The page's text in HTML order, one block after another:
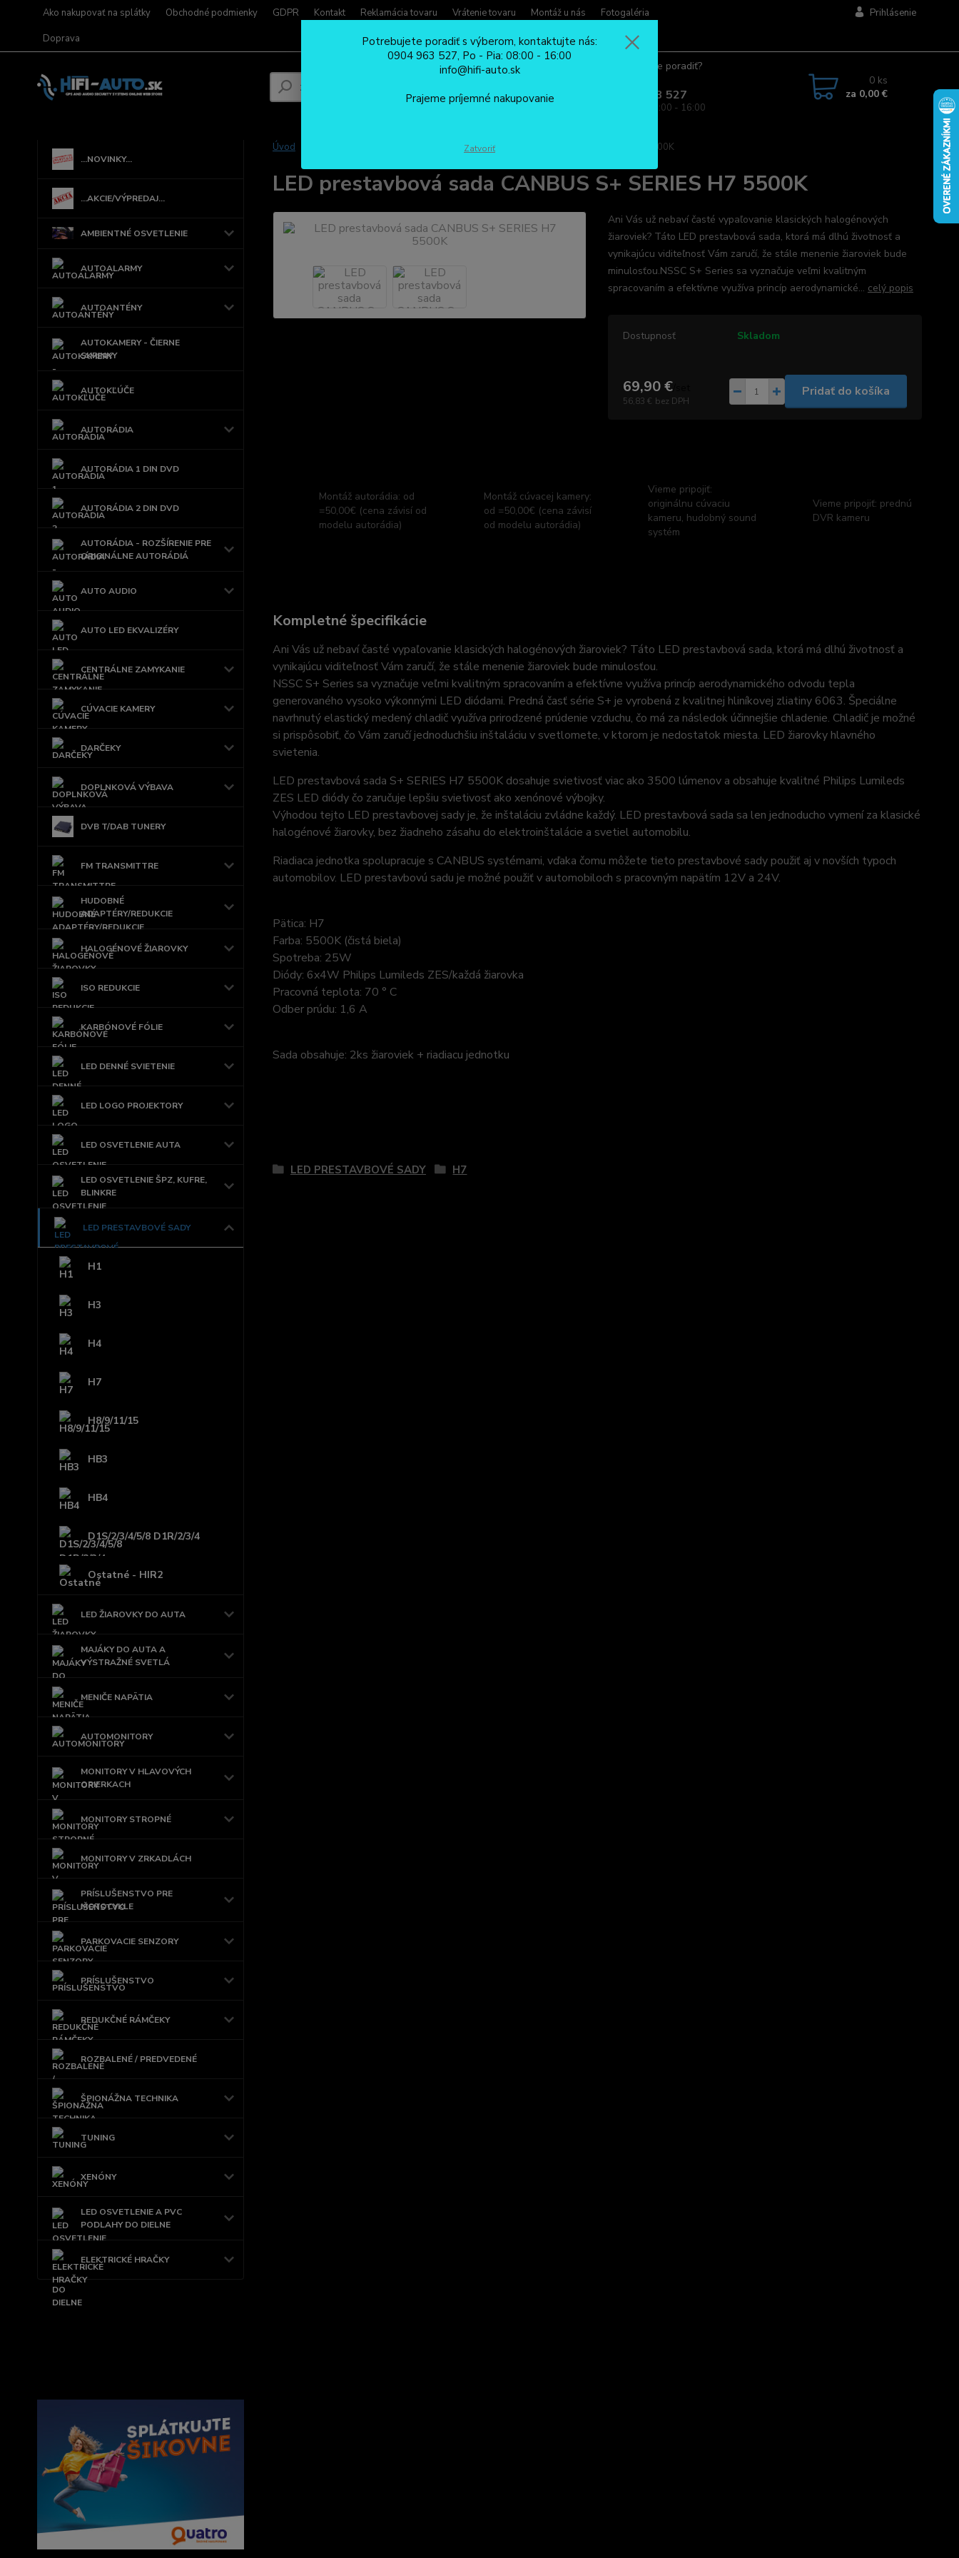
Ako nakupovať na splátky Obchodné podmienky GDPR Kontakt Reklamácia tovaru Vrátenie tovaru Montáž u nás
Fotogaléria
Doprava
Prihlásenie
Potrebujete poradiť?
0904 963 527
Po - Pia: 08:00 - 16:00
0 ks
za 0,00 €
...NOVINKY...
...AKCIE/VÝPREDAJ...
AMBIENTNÉ OSVETLENIE
AUTOALARMY
AUTOANTÉNY
AUTOKAMERY - ČIERNE
SKRINKY
AUTOKĽÚČE
AUTORÁDIA
AUTORÁDIA 1 DIN DVD
AUTORÁDIA 2 DIN DVD
AUTORÁDIA - ROZŠÍRENIE PRE
ORIGINÁLNE AUTORÁDIÁ
AUTO AUDIO
AUTO LED EKVALIZÉRY
CENTRÁLNE ZAMYKANIE
CÚVACIE KAMERY
DARČEKY
DOPLNKOVÁ VÝBAVA
DVB T/DAB TUNERY
FM TRANSMITTRE
HUDOBNÉ
ADAPTÉRY/REDUKCIE
HALOGÉNOVÉ ŽIAROVKY
ISO REDUKCIE
KARBÓNOVÉ FÓLIE
LED DENNÉ SVIETENIE
LED LOGO PROJEKTORY
LED OSVETLENIE AUTA
LED OSVETLENIE ŠPZ, KUFRE,
BLINKRE
LED PRESTAVBOVÉ SADY
H1
H3
H4
H7
H8/9/11/15
HB3
HB4
D1S/2/3/4/5/8 D1R/2/3/4
Ostatné - HIR2
LED ŽIAROVKY DO AUTA
MAJÁKY DO AUTA A
VÝSTRAŽNÉ SVETLÁ
MENIČE NAPÄTIA
AUTOMONITORY
MONITORY V HLAVOVÝCH
OPIERKACH
MONITORY STROPNÉ
MONITORY V ZRKADLÁCH
PRÍSLUŠENSTVO PRE
MOTOCYKLE
PARKOVACIE SENZORY
PRÍSLUŠENSTVO
REDUKČNÉ RÁMČEKY
ROZBALENÉ / PREDVEDENÉ
ŠPIONÁŽNA TECHNIKA
TUNING
XENÓNY
LED OSVETLENIE A PVC
PODLAHY DO DIELNE
ELEKTRICKÉ HRAČKY
Úvod LED prestavbová sada CANBUS S+ SERIES H7 5500K
LED prestavbová sada CANBUS S+ SERIES H7 5500K
Ani Vás už nebaví časté vypaľovanie klasických halogénových
žiaroviek? Táto LED prestavbová sada, ktorá má dlhú životnosť a
vynikajúcu viditeľnosť Vám zaručí, že stále menenie žiaroviek bude
minulosťou.NSSC S+ Series sa vyznačuje veľmi kvalitným
spracovaním a efektívne využíva princíp aerodynamické... celý popis
Dostupnosť Skladom
69,90 €/
56,83 € bez DPH
Pridať do košíka
Montáž autorádia: od
=50,00€ (cena závisí od
modelu autorádia)
Montáž cúvacej kamery:
od =50,00€ (cena závisí
od modelu autorádia)
Vieme pripojiť:
originálnu cúvaciu
kameru, hudobný sound
systém
Vieme pripojiť: prednú
DVR kameru
Kompletné špecifikácie
Ani Vás už nebaví časté vypaľovanie klasických halogénových žiaroviek? Táto LED prestavbová sada, ktorá má dlhú životnosť a
vynikajúcu viditeľnosť Vám zaručí, že stále menenie žiaroviek bude minulosťou.
NSSC S+ Series sa vyznačuje veľmi kvalitným spracovaním a efektívne využíva princíp aerodynamického odvodu tepla
generovaného vysoko výkonnými LED diódami. Predná časť série S+ je vyrobená z kvalitnej hliníkovej zliatiny 6063. Špeciálne
navrhnutý elastický medený chladič využíva prirodzené prúdenie vzduchu, čo má za následok účinnejšie chladenie. Chladič je možné
si prispôsobiť, čo Vám zaručí jednoduchšiu inštaláciu v svetlomete, v ktorom je nedostatok miesta. LED žiarovky hlavného
svietenia.
LED prestavbová sada S+ SERIES H7 5500K dosahuje svietivosť viac ako 3500 lúmenov a obsahuje kvalitné Philips Lumileds
ZES LED diódy čo zaručuje lepšiu svietivosť ako xenónové výbojky.
Výhodou tejto LED prestavbovej sady je, že inštaláciu zvládne každý. LED prestavbová sada sa len jednoducho vymení za klasické
halogénové žiarovky, bez žiadneho zásahu do elektroinštalácie a svetiel automobilu.
Riadiaca jednotka spolupracuje s CANBUS systémami, vďaka čomu môžete tieto prestavbové sady použiť aj v novších typoch
automobilov. LED prestavbovú sadu je možné použiť v automobiloch s pracovným napätím 12V a 24V.
Pätica: H7
Farba: 5500K (čistá biela)
Spotreba: 25W
Diódy: 6x4W Philips Lumileds ZES/každá žiarovka
Pracovná teplota: 70 ° C
Odber prúdu: 1,6 A
Sada obsahuje: 2ks žiaroviek + riadiacu jednotku
LED PRESTAVBOVÉ SADY H7
Potrebujete poradiť s výberom, kontaktujte nás:
0904 963 527, Po - Pia: 08:00 - 16:00
info@hifi-auto.sk
Prajeme príjemné nakupovanie
Zatvoriť